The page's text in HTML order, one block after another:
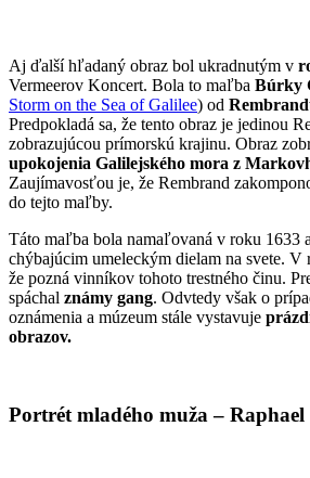
Aj ďalší hľadaný obraz bol ukradnutým v
Vermeerov Koncert. Bola to maľba Búrky
Storm on the Sea of Galilee) od
Predpokladá sa, že tento obraz je jedinou
zobrazujúcou prímorskú krajinu. Obraz
upokojenia Galilejského mora z
Zaujímavosťou je, že Rembrand
do tejto maľby.
Táto maľba bola namaľovaná v roku 1633
chýbajúcim umeleckým dielam na svete. V
že pozná vinníkov tohoto trestného činu.
spáchal známy gang. Odvtedy však o
oznámenia a múzeum stále vystavuje
obrazov.
Portrét mladého muža – Raphael